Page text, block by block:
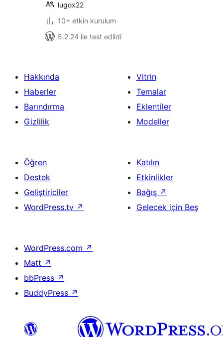
lugox22
10+ etkin kurulum
5.2.24 ile test edildi
Hakkında
Haberler
Barındırma
Gizlilik
Vitrin
Temalar
Eklentiler
Modeller
Öğren
Destek
Geliştiriciler
WordPress.tv ↗
Katılın
Etkinlikler
Bağış ↗
Gelecek için Beş
WordPress.com ↗
Matt ↗
bbPress ↗
BuddyPress ↗